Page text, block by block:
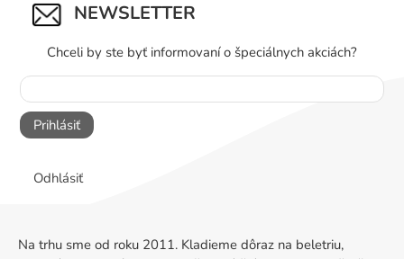
NEWSLETTER
Chceli by ste byť informovaní o špeciálnych akciách?
Prihlásiť
Odhlásiť
Na trhu sme od roku 2011. Kladieme dôraz na beletriu,